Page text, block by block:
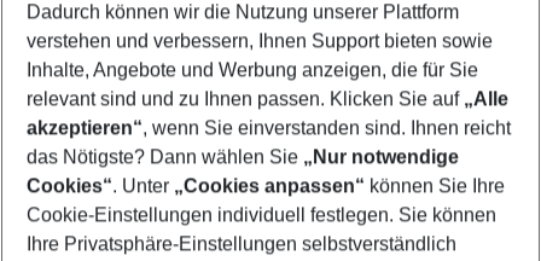
Who will travel
2 adults No children
Show more filter
Dadurch können wir die Nutzung unserer Plattform
verstehen und verbessern, Ihnen Support bieten sowie
Inhalte, Angebote und Werbung anzeigen, die für Sie
relevant sind und zu Ihnen passen. Klicken Sie auf „Alle
akzeptieren“, wenn Sie einverstanden sind. Ihnen reicht
das Nötigste? Dann wählen Sie „Nur notwendige
Cookies“. Unter „Cookies anpassen“ können Sie Ihre
Cookie-Einstellungen individuell festlegen. Sie können
Ihre Privatsphäre-Einstellungen selbstverständlich